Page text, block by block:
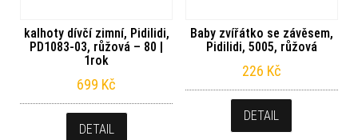
kalhoty dívčí zimní, Pidilidi,
PD1083-03, růžová – 80 |
1rok
699 Kč
DETAIL
Baby zvířátko se závěsem,
Pidilidi, 5005, růžová
226 Kč
DETAIL